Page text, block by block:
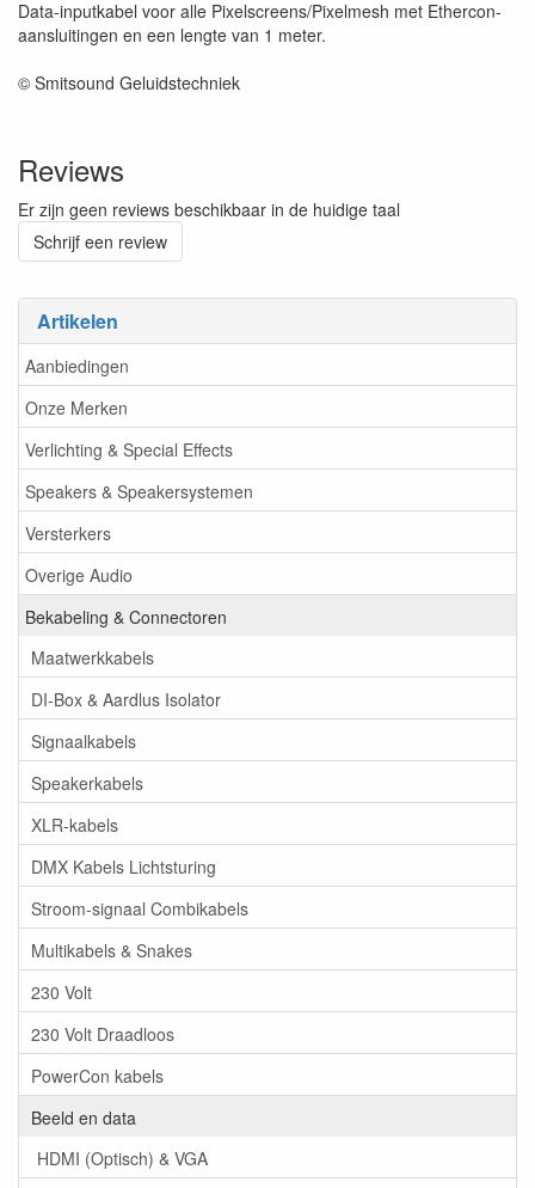
Artikelen
Aanbiedingen
Onze Merken
Verlichting & Special Effects
Speakers & Speakersystemen
Versterkers
Overige Audio
Bekabeling & Connectoren
Maatwerkkabels
DI-Box & Aardlus Isolator
Signaalkabels
Speakerkabels
XLR-kabels
DMX Kabels Lichtsturing
Stroom-signaal Combikabels
Multikabels & Snakes
230 Volt
230 Volt Draadloos
PowerCon kabels
Beeld en data
HDMI (Optisch) & VGA
Data-inputkabel voor alle Pixelscreens/Pixelmesh met Ethercon-
aansluitingen en een lengte van 1 meter.
© Smitsound Geluidstechniek
Reviews
Er zijn geen reviews beschikbaar in de huidige taal
Schrijf een review